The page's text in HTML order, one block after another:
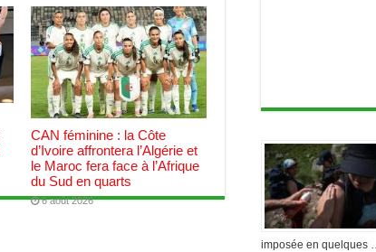
CAN féminine : la Côte
d’Ivoire affrontera l’Algérie et
le Maroc fera face à l’Afrique
du Sud en quarts
6 août 2026
imposée en quelques …